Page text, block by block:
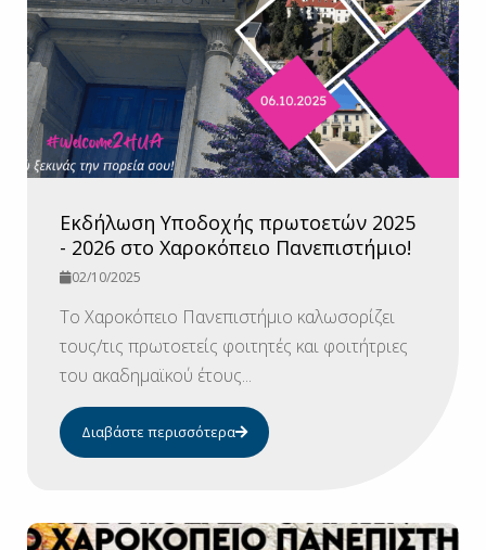
Εκδήλωση Υποδοχής πρωτοετών 2025
- 2026 στο Χαροκόπειο Πανεπιστήμιο!
02/10/2025
Το Χαροκόπειο Πανεπιστήμιο καλωσορίζει
τους/τις πρωτοετείς φοιτητές και φοιτήτριες
του ακαδημαϊκού έτους...
Διαβάστε περισσότερα